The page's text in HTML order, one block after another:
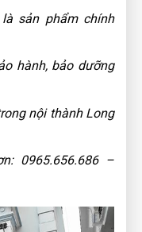
sản phẩm chính
hành, bảo dưỡng
nội thành Long
0965.656.686 –